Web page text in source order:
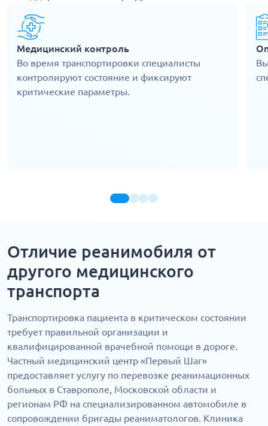
Медицинский контроль
Во время транспортировки специалисты
контролируют состояние и фиксируют
критические параметры.
Отличие реанимобиля от
другого медицинского
транспорта
Транспортировка пациента в критическом состоянии
требует правильной организации и
квалифицированной врачебной помощи в дороге.
Частный медицинский центр «Первый Шаг»
предоставляет услугу по перевозке реанимационных
больных в Ставрополе, Московской области и
регионам РФ на специализированном автомобиле в
сопровождении бригады реаниматологов. Клиника